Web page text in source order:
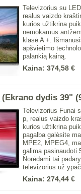
Televizorius su
realus vaizdo
kurios užtikrina
nemokamus
klasė A +.
apšvietimo
palankią kainą.
Kaina: 374,58 €
(Ekrano dydis 39"
Televizorius Funai
p, realus vaizdo
kurios užtikrina
pagalba galėsite
MPE2, MPEG4,
galima pasinaudoti
Norėdami tai
televizorius už
Kaina: 274,44 €